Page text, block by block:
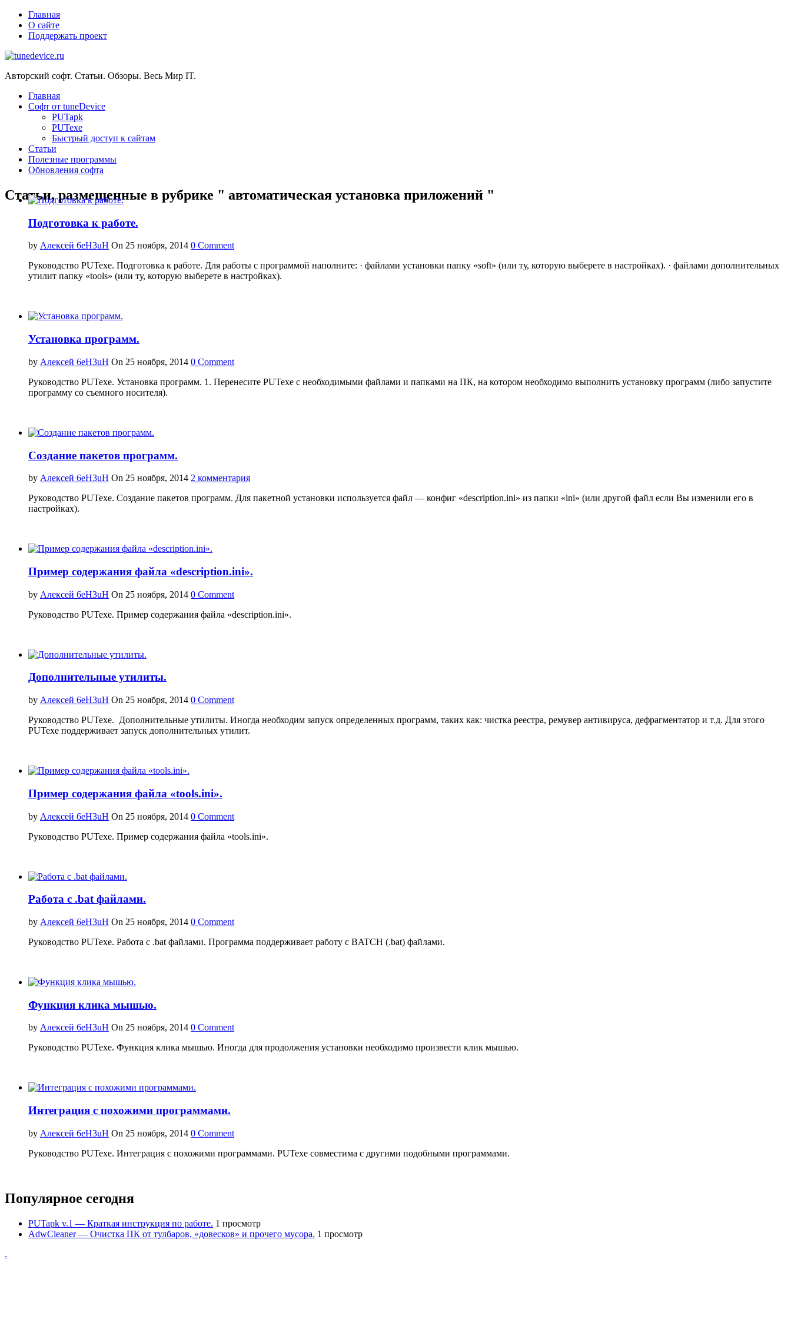
Главная
О сайте
Поддержать проект
Авторский софт. Статьи. Обзоры. Весь Мир IT.
Главная
Софт от tuneDevice
PUTapk
PUTexe
Быстрый доступ к сайтам
Cтатьи
Полезные программы
Обновления софта
Статьи, размещенные в рубрике " автоматическая установка приложений "
Подготовка к работе.
by Алексей 6eH3uH On 25 ноября, 2014 0 Comment
Руководство PUTexe. Подготовка к работе. Для работы с программой наполните: · файлами установки папку «soft» (или ту, которую выберете в настройках). · файлами дополнительных
утилит папку «tools» (или ту, которую выберете в настройках).
Установка программ.
by Алексей 6eH3uH On 25 ноября, 2014 0 Comment
Руководство PUTexe. Установка программ. 1. Перенесите PUTexe с необходимыми файлами и папками на ПК, на котором необходимо выполнить установку программ (либо запустите
программу со съемного носителя).
Создание пакетов программ.
by Алексей 6eH3uH On 25 ноября, 2014 2 комментария
Руководство PUTexe. Создание пакетов программ. Для пакетной установки используется файл — конфиг «description.ini» из папки «ini» (или другой файл если Вы изменили его в
настройках).
Пример содержания файла «description.ini».
by Алексей 6eH3uH On 25 ноября, 2014 0 Comment
Руководство PUTexe. Пример содержания файла «description.ini».
Дополнительные утилиты.
by Алексей 6eH3uH On 25 ноября, 2014 0 Comment
Руководство PUTexe. Дополнительные утилиты. Иногда необходим запуск определенных программ, таких как: чистка реестра, ремувер антивируса, дефрагментатор и т.д. Для этого
PUTexe поддерживает запуск дополнительных утилит.
Пример содержания файла «tools.ini».
by Алексей 6eH3uH On 25 ноября, 2014 0 Comment
Руководство PUTexe. Пример содержания файла «tools.ini».
Работа с .bat файлами.
by Алексей 6eH3uH On 25 ноября, 2014 0 Comment
Руководство PUTexe. Работа с .bat файлами. Программа поддерживает работу с BATCH (.bat) файлами.
Функция клика мышью.
by Алексей 6eH3uH On 25 ноября, 2014 0 Comment
Руководство PUTexe. Функция клика мышью. Иногда для продолжения установки необходимо произвести клик мышью.
Интеграция с похожими программами.
by Алексей 6eH3uH On 25 ноября, 2014 0 Comment
Руководство PUTexe. Интеграция с похожими программами. PUTexe совместима с другими подобными программами.
Популярное сегодня
PUTapk v.1 — Краткая инструкция по работе. 1 просмотр
AdwCleaner — Очистка ПК от тулбаров, «довесков» и прочего мусора. 1 просмотр
.